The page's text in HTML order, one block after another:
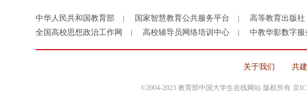
中华人民共和国教育部 国家智慧教育公共服务平台 高等教育出版社
全国高校思想政治工作网 高校辅导员网络培训中心 中教华影数字服
关于我们 共
©2004-2023 教育部中国大学生在线网站 版权所有 京